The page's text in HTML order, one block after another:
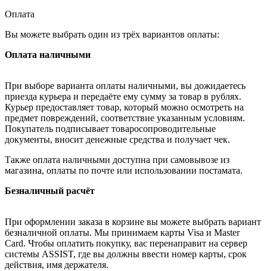
Оплата
Вы можете выбрать один из трёх вариантов оплаты:
Оплата наличными
При выборе варианта оплаты наличными, вы дожидаетесь
приезда курьера и передаёте ему сумму за товар в рублях.
Курьер предоставляет товар, который можно осмотреть на
предмет повреждений, соответствие указанным условиям.
Покупатель подписывает товаросопроводительные
документы, вносит денежные средства и получает чек.
Также оплата наличными доступна при самовывозе из
магазина, оплаты по почте или использовании постамата.
Безналичный расчёт
При оформлении заказа в корзине вы можете выбрать вариант
безналичной оплаты. Мы принимаем карты Visa и Master
Card. Чтобы оплатить покупку, вас перенаправит на сервер
системы ASSIST, где вы должны ввести номер карты, срок
действия, имя держателя.